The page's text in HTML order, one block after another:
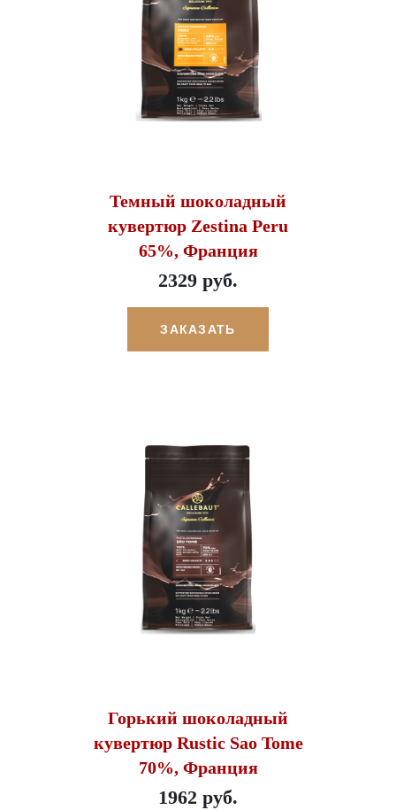
Темный шоколадный
кувертюр Zestina Peru
65%, Франция
2329 руб.
ЗАКАЗАТЬ
Горький шоколадный
кувертюр Rustic Sao Tome
70%, Франция
1962 руб.